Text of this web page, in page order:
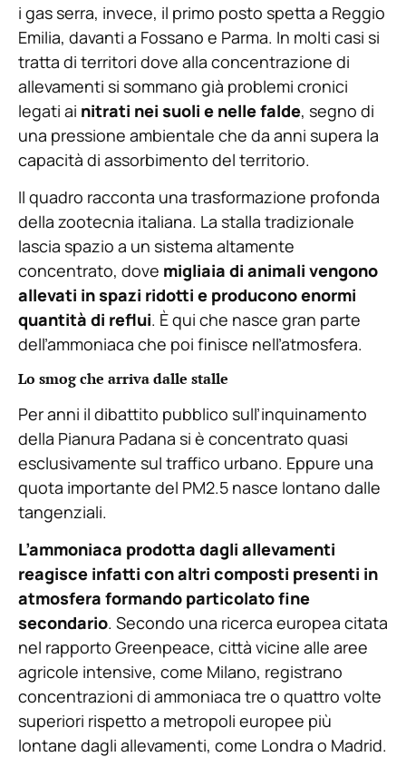
i gas serra, invece, il primo posto spetta a Reggio
Emilia, davanti a Fossano e Parma. In molti casi si
tratta di territori dove alla concentrazione di
allevamenti si sommano già problemi cronici
legati ai nitrati nei suoli e nelle falde, segno di
una pressione ambientale che da anni supera la
capacità di assorbimento del territorio.
Il quadro racconta una trasformazione profonda
della zootecnia italiana. La stalla tradizionale
lascia spazio a un sistema altamente
concentrato, dove migliaia di animali vengono
allevati in spazi ridotti e producono enormi
quantità di reflui. È qui che nasce gran parte
dell’ammoniaca che poi finisce nell’atmosfera.
Lo smog che arriva dalle stalle
Per anni il dibattito pubblico sull’inquinamento
della Pianura Padana si è concentrato quasi
esclusivamente sul traffico urbano. Eppure una
quota importante del PM2.5 nasce lontano dalle
tangenziali.
L’ammoniaca prodotta dagli allevamenti
reagisce infatti con altri composti presenti in
atmosfera formando particolato fine
secondario. Secondo una ricerca europea citata
nel rapporto Greenpeace, città vicine alle aree
agricole intensive, come Milano, registrano
concentrazioni di ammoniaca tre o quattro volte
superiori rispetto a metropoli europee più
lontane dagli allevamenti, come Londra o Madrid.